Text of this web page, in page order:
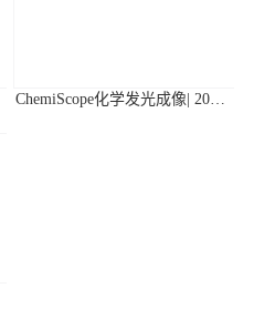
ChemiScope化学发光成像| 2026